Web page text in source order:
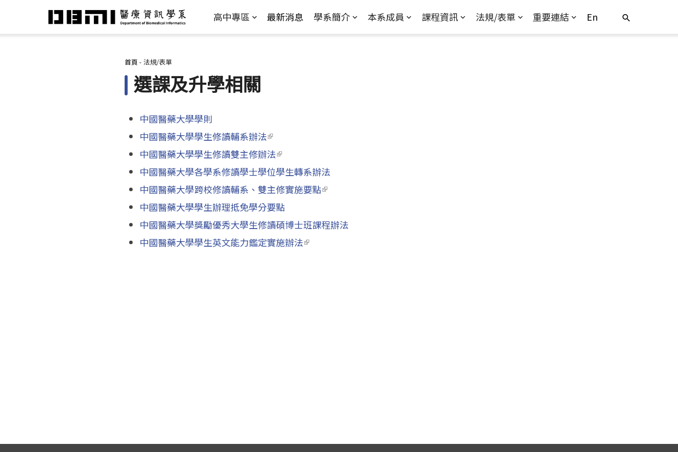
高中專區 最新消息 學系簡介 本系成員 課程資訊 法規/表單 重要連結 En
您在這裡
首頁 - 法規/表單
選課及升學相關
中國醫藥大學學則
中國醫藥大學學生修讀輔系辦法(link is external)
中國醫藥大學學生修讀雙主修辦法(link is external)
中國醫藥大學各學系修讀學士學位學生轉系辦法
中國醫藥大學跨校修讀輔系、雙主修實施要點(link is external)
中國醫藥大學學生辦理抵免學分要點
中國醫藥大學獎勵優秀大學生修讀碩博士班課程辦法
中國醫藥大學學生英文能力鑑定實施辦法(link is external)